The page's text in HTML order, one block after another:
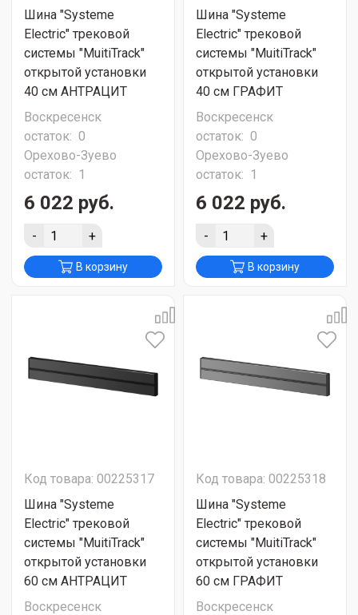
Шина "Systeme
Electric" трековой
системы "MuitiTrack"
открытой установки
40 см АНТРАЦИТ
Воскресенск
остаток: 0
Орехово-Зуево
остаток: 1
6 022 руб.
- +
В корзину
Шина "Systeme
Electric" трековой
системы "MuitiTrack"
открытой установки
40 см ГРАФИТ
Воскресенск
остаток: 0
Орехово-Зуево
остаток: 1
6 022 руб.
- +
В корзину
Код товара: 00225317
Шина "Systeme
Electric" трековой
системы "MuitiTrack"
открытой установки
60 см АНТРАЦИТ
Воскресенск
Код товара: 00225318
Шина "Systeme
Electric" трековой
системы "MuitiTrack"
открытой установки
60 см ГРАФИТ
Воскресенск